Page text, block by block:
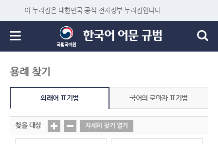
이 누리집은 대한민국 공식 전자정부 누리집입니다.
용례 찾기
외래어 표기법 국어의 로마자 표기법
찾을 대상 자세히 찾기 열기